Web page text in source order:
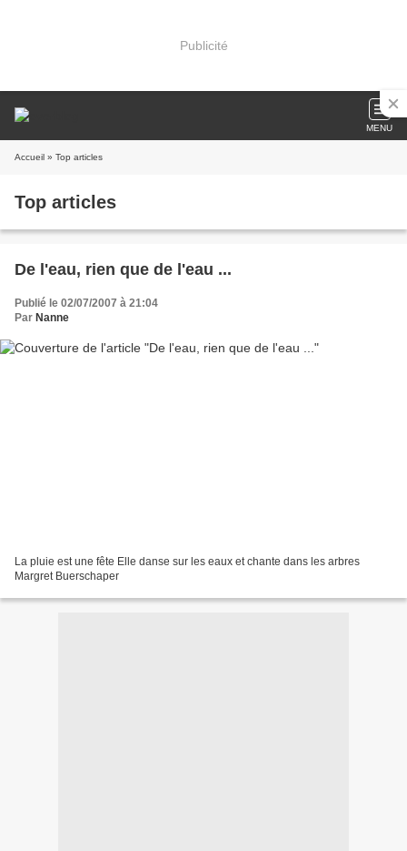
Publicité
MENU
Accueil » Top articles
Top articles
De l'eau, rien que de l'eau ...
Publié le 02/07/2007 à 21:04
Par Nanne
La pluie est une fête Elle danse sur les eaux et chante dans les arbres
Margret Buerschaper